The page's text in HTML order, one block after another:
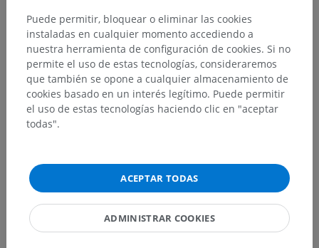
Jerarquía anatómica
Anatomía humana 2
Cuerpo humano
Parte inferior de la médula oblongada
Estructuras subyacentes:No hay estructuras
subyacentes correspondientes para esta parte
anatómica
Puede permitir, bloquear o eliminar las cookies
instaladas en cualquier momento accediendo a
nuestra herramienta de configuración de cookies. Si no
permite el uso de estas tecnologías, consideraremos
que también se opone a cualquier almacenamiento de
cookies basado en un interés legítimo. Puede permitir
el uso de estas tecnologías haciendo clic en "aceptar
todas".
ACEPTAR TODAS
ADMINISTRAR COOKIES